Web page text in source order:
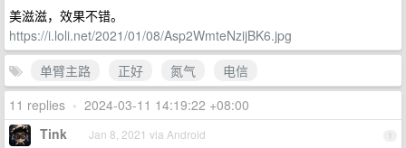
美滋滋，效果不错。
https://i.loli.net/2021/01/08/Asp2WmteNzijBK6.jpg
单臂主路
正好 氮气
电信
11 replies • 2024-03-11 14:19:22 +08:00
1
Tink Jan 8, 2021 via Android